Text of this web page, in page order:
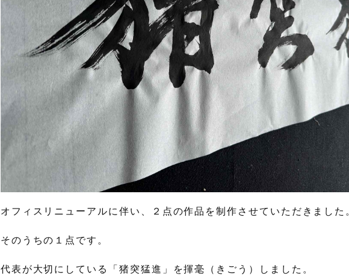
オフィスリニューアルに伴い、２点の作品を制作させていただきました
そのうちの１点です。
代表が大切にしている「猪突猛進」を揮毫（きごう）しました。